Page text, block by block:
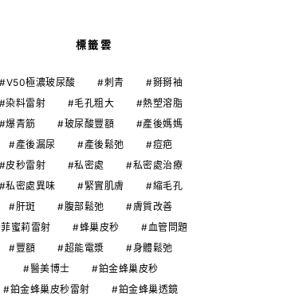
標籤雲
V50極濃玻尿酸 刺青
掰掰袖
染料雷射
毛孔粗大
熱塑溶脂
爆青筋
玻尿酸豐額
產後媽媽
產後漏尿
產後鬆弛
痘疤
皮秒雷射
私密處
私密處治療
私密處異味
緊實肌膚
縮毛孔
肝斑
腹部鬆弛
膚質改善
菲蜜莉雷射
蜂巢皮秒
血管問題
豐額
超能電漿
身體鬆弛
醫美博士
鉑金蜂巢皮秒
鉑金蜂巢皮秒雷射
鉑金蜂巢透鏡